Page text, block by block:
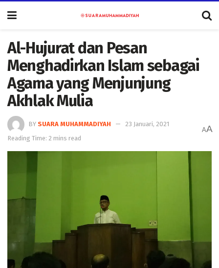
Al-Hujurat dan Pesan
Menghadirkan Islam sebagai
Agama yang Menjunjung
Akhlak Mulia
BY SUARA MUHAMMADIYAH
23 Januari, 2021
Reading Time: 2 mins read
AA